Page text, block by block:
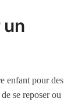
un
enfant pour des
se reposer ou